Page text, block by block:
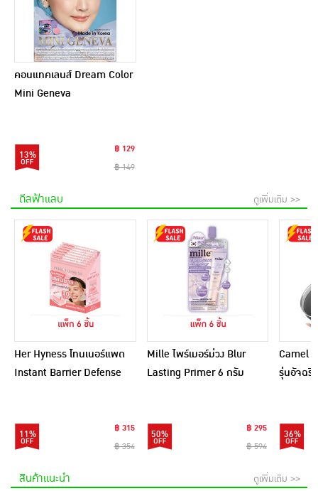
คอนแทคเลนส์ Dream Color
Mini Geneva
13%
฿ 129
฿ 149
ดีลฟ้าแลบ ดูเพิ่มเติม >>
Her Hyness โทนเนอร์แพด
Instant Barrier Defense
11%
฿ 315
฿ 354
Mille ไพร์เมอร์ม่วง Blur
Lasting Primer 6 กรัม
50%
฿ 295
฿ 594
Camel
รุ่นอัจฉริ
36%
สินค้าแนะนำ ดูเพิ่มเติม >>